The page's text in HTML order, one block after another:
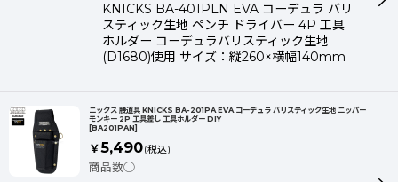
KNICKS BA-401PLN EVA コーデュラ バリ
スティック生地 ペンチ ドライバー 4P 工具
ホルダー コーデュラバリスティック生地
(D1680)使用 サイズ：縦260×横幅140mm
ニックス 腰道具 KNICKS BA-201PA EVA コーデュラ バリスティック生地 ニッパー
モンキー 2P 工具差し 工具ホルダー DIY
[BA201PAN]
￥5,490(税込)
商品数◯